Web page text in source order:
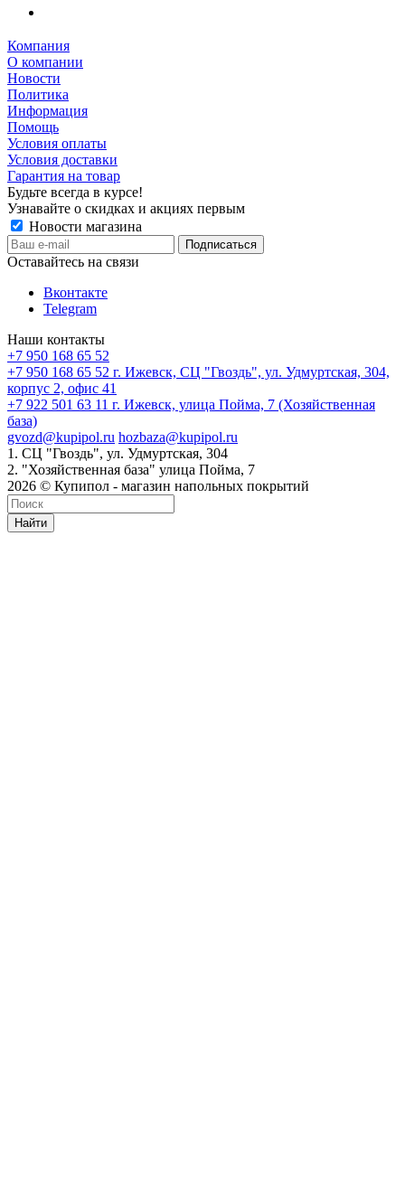
Компания
О компании
Новости
Политика
Информация
Помощь
Условия оплаты
Условия доставки
Гарантия на товар
Будьте всегда в курсе!
Узнавайте о скидках и акциях первым
Новости магазина
Оставайтесь на связи
Вконтакте
Telegram
Наши контакты
+7 950 168 65 52
+7 950 168 65 52 г. Ижевск, СЦ "Гвоздь", ул. Удмуртская, 304,
корпус 2, офис 41
+7 922 501 63 11 г. Ижевск, улица Пойма, 7 (Хозяйственная
база)
gvozd@kupipol.ru hozbaza@kupipol.ru
1. СЦ "Гвоздь", ул. Удмуртская, 304
2. "Хозяйственная база" улица Пойма, 7
2026 © Купипол - магазин напольных покрытий
Найти